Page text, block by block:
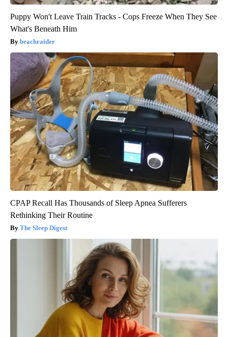
Puppy Won't Leave Train Tracks - Cops Freeze When They See
What's Beneath Him
beachraider
CPAP Recall Has Thousands of Sleep Apnea Sufferers
Rethinking Their Routine
The Sleep Digest